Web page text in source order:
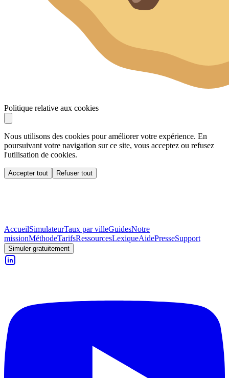
Politique relative aux cookies
Nous utilisons des cookies pour améliorer votre expérience. En
poursuivant votre navigation sur ce site, vous acceptez ou refusez
l'utilisation de cookies.
Accepter tout Refuser tout
AccueilSimulateurTaux par villeGuidesNotre
missionMéthodeTarifsRessourcesLexiqueAidePresseSupport
Simuler gratuitement